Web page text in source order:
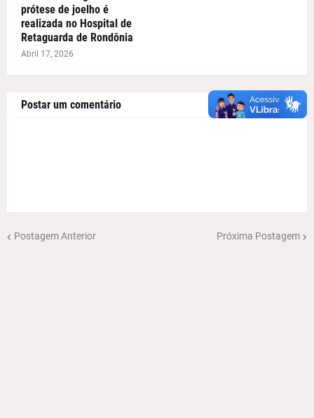
prótese de joelho é
realizada no Hospital de
Retaguarda de Rondônia
Abril 17, 2026
Postar um comentário
Postagem Anterior Próxima Postagem